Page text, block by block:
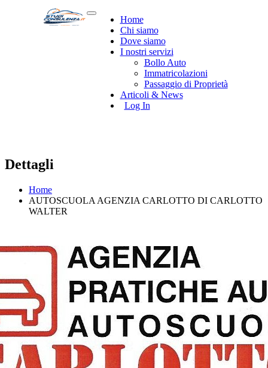
Home
Chi siamo
Dove siamo
I nostri servizi
Bollo Auto
Immatricolazioni
Passaggio di Proprietà
Articoli & News
Log In
Dettagli
Home
AUTOSCUOLA AGENZIA CARLOTTO DI CARLOTTO
WALTER